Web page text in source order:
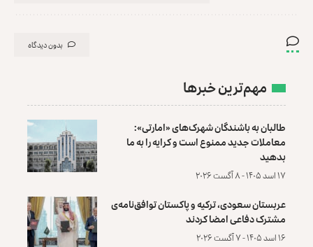
بدون دیدگاه
مهم‌ترین خبرها
طالبان به باشندگان شهرک‌های «امارتی»:
معاملات جدید ممنوع است و کرایه را به ما
بدهید
۱۷ اسد ۱۴۰۵ - ۸ آگست ۲۰۲۶
عربستان سعودی، ترکیه و پاکستان توافق‌نامه‌ی
مشترک دفاعی امضا کردند
۱۶ اسد ۱۴۰۵ - ۷ آگست ۲۰۲۶